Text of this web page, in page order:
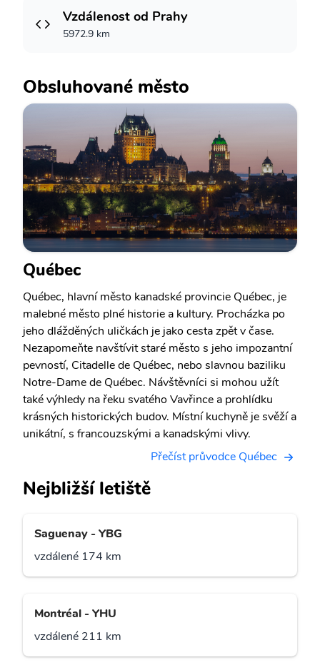
Vzdálenost od Prahy
5972.9 km
Obsluhované město
Québec
Québec, hlavní město kanadské provincie Québec, je
malebné město plné historie a kultury. Procházka po
jeho dlážděných uličkách je jako cesta zpět v čase.
Nezapomeňte navštívit staré město s jeho impozantní
pevností, Citadelle de Québec, nebo slavnou baziliku
Notre-Dame de Québec. Návštěvníci si mohou užít
také výhledy na řeku svatého Vavřince a prohlídku
krásných historických budov. Místní kuchyně je svěží a
unikátní, s francouzskými a kanadskými vlivy.
Přečíst průvodce Québec
Nejbližší letiště
Saguenay - YBG
vzdálené 174 km
Montréal - YHU
vzdálené 211 km